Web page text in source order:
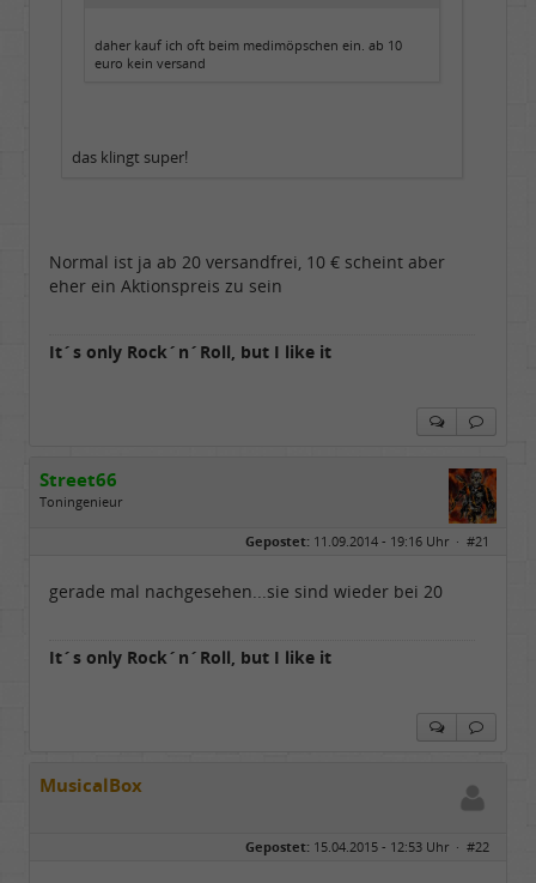
daher kauf ich oft beim medimöpschen ein. ab 10
euro kein versand
das klingt super!
Normal ist ja ab 20 versandfrei, 10 € scheint aber
eher ein Aktionspreis zu sein
It´s only Rock´n´Roll, but I like it
Street66
Toningenieur
Gepostet: 11.09.2014 - 19:16 Uhr · #21
gerade mal nachgesehen...sie sind wieder bei 20
It´s only Rock´n´Roll, but I like it
MusicalBox
Gepostet: 15.04.2015 - 12:53 Uhr · #22